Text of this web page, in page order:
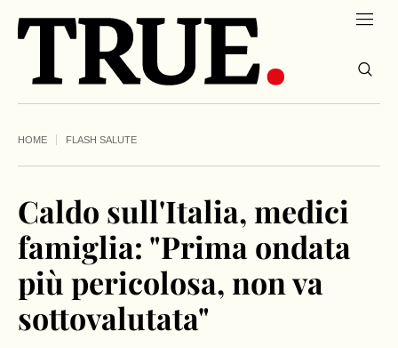
HOME FLASH SALUTE
Caldo sull'Italia, medici
famiglia: "Prima ondata
più pericolosa, non va
sottovalutata"